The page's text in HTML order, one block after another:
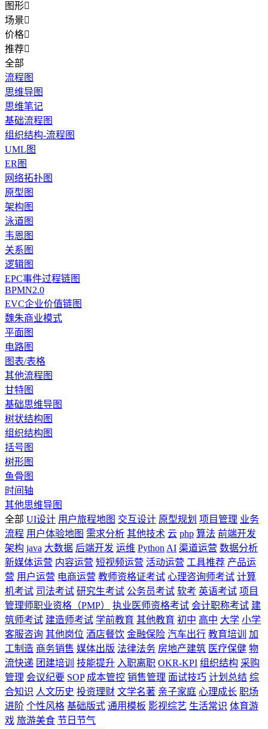
图形
场景
价格
推荐
全部
流程图
思维导图
思维笔记
基础流程图
组织结构-流程图
UML图
ER图
网络拓扑图
原型图
架构图
泳道图
韦恩图
关系图
逻辑图
EPC事件过程链图
BPMN2.0
EVC企业价值链图
魏朱商业模式
平面图
电路图
图表/表格
其他流程图
甘特图
基础思维导图
树状结构图
组织结构图
括号图
树形图
鱼骨图
时间轴
其他思维导图
全部 UI设计 用户旅程地图 交互设计 原型规划 项目管理 业务
流程 用户体验地图 需求分析 其他技术 云 php 算法 前端开发
架构 java 大数据 后端开发 运维 Python AI 渠道运营 数据分析
新媒体运营 内容运营 短视频运营 活动运营 工具推荐 产品运
营 用户运营 电商运营 教师资格证考试 心理咨询师考试 计算
机考试 司法考试 研究生考试 公务员考试 软考 英语考试 项目
管理师职业资格（PMP）
执业医师资格考试 会计职称考试 建
筑师考试 建造师考试 学前教育 其他教育 初中 高中 大学 小学
客服咨询 其他岗位 酒店餐饮 金融保险 汽车出行 教育培训
加
工制造 商务销售 媒体出版 法律法务 房地产建筑 医疗保健 物
流快递 团建培训 技能提升 入职离职 OKR-KPI 组织结构 采购
管理 会议纪要 SOP 成本管控 销售管理 面试技巧 计划总结 综
合知识 人文历史 投资理财 文学名著 亲子家庭 心理成长 职场
进阶 个性风格 基础版式 通用模板 影视综艺 生活常识 体育游
戏 旅游美食 节日节气